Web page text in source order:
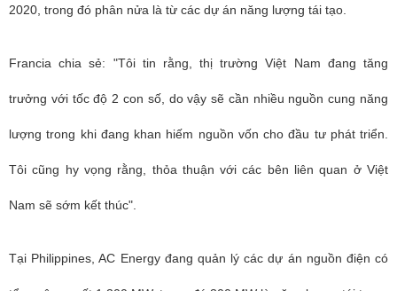
2020, trong đó phân nửa là từ các dự án năng lượng tái tạo.
Francia chia sẻ: "Tôi tin rằng, thị trường Việt Nam đang tăng
trưởng với tốc độ 2 con số, do vậy sẽ cần nhiều nguồn cung năng
lượng trong khi đang khan hiếm nguồn vốn cho đầu tư phát triển.
Tôi cũng hy vọng rằng, thỏa thuận với các bên liên quan ở Việt
Nam sẽ sớm kết thúc".
Tại Philippines , AC Energy đang quản lý các dự án nguồn điện có